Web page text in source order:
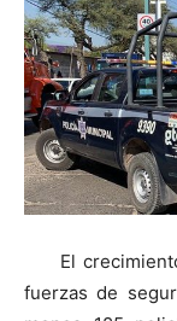
El
fuerzas de